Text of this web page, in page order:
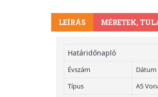
LEÍRÁS MÉRETEK,
Határidőnapló
Évszám
Típus
A5